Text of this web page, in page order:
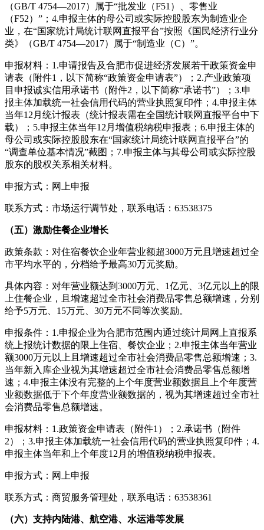
（GB/T 4754—2017）属于“批发业（F51）、零售业
（F52）”；4.申报主体的母公司或实际控股股东为制造业企
业，在“国家统计局统计联网直报平台”按照《国民经济行业分
类》（GB/T 4754—2017）属于“制造业（C）”。
申报材料：1.申请报告及合肥市促进经济发展若干政策资金申
请表（附件1，以下简称“政策资金申请表”）；2.产业政策项
目申报诚实信用承诺书（附件2，以下简称“承诺书”）；3.申
报主体加载统一社会信用代码的营业执照复印件；4.申报主体
当年12月统计报表（统计报表需在全国统计联网直报平台中下
载）；5.申报主体当年12月增值税纳税申报表；6.申报主体的
母公司或实际控股股东在“国家统计局统计联网直报平台”的
“调查单位基本情况”截图；7.申报主体与其母公司或实际控股
股东的股权关系相关材料。
申报方式：网上申报
联系方式：市场运行调节处，联系电话：63538375
（五）激励住餐企业增长
政策条款：对住宿餐饮企业年营业额超3000万元且增速超过全
市平均水平的，分档给予最高30万元奖励。
具体内容：对年营业额达到3000万元、1亿元、3亿元以上的限
上住餐企业，且增速超过全市社会消费品零售总额增速，分别
给予5万元、15万元、30万元不同等次奖励。
申报条件：1.申报企业为合肥市范围内通过统计局网上直报系
统上报统计数据的限上住宿、餐饮企业；2.申报主体当年营业
额3000万元以上且增速超过全市社会消费品零售总额增速；3.
当年新入库企业视为其增速超过全市社会消费品零售总额增
速；4.申报主体没有完整的上个年度营业额数据且上个年度营
业额数据低于下个年度营业额数据的，视为其增速超过全市社
会消费品零售总额增速。
申报材料：1.政策资金申请表（附件1）；2.承诺书（附件
2）；3.申报主体加载统一社会信用代码的营业执照复印件；4.
申报主体当年和上个年度12月的增值税纳税申报表。
申报方式：网上申报
联系方式：商贸服务管理处，联系电话：63538361
（六）支持内陆港、航空港、水运港等发展